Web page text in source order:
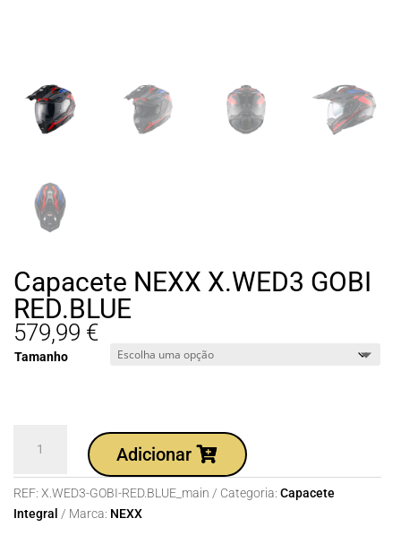
Capacete NEXX X.WED3 GOBI
RED.BLUE
579,99 €
Tamanho
Capacete
NEXX
X.WED3
Adicionar
REF: X.WED3-GOBI-RED.BLUE_main Categoria: Capacete
Integral
Marca: NEXX